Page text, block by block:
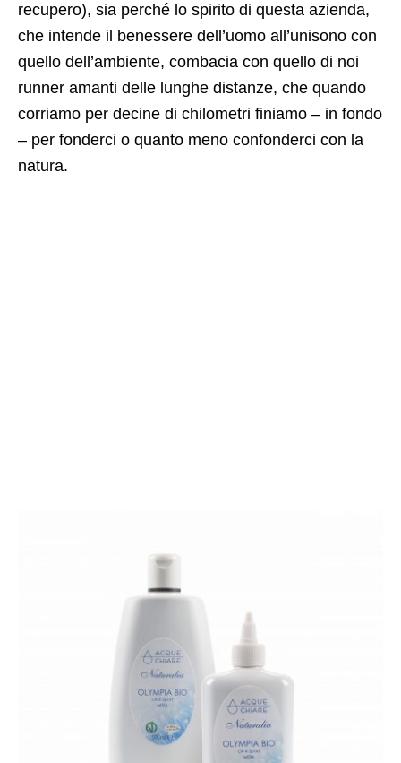
recupero), sia perché lo spirito di questa azienda,
che intende il benessere dell’uomo all’unisono con
quello dell’ambiente, combacia con quello di noi
runner amanti delle lunghe distanze, che quando
corriamo per decine di chilometri finiamo – in fondo
– per fonderci o quanto meno confonderci con la
natura.